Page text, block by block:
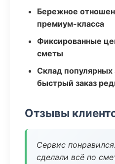
Бережное
премиум-класса
Фиксированные
сметы
Склад популярных
быстрый заказ
Отзывы
Сервис
сделали всё по